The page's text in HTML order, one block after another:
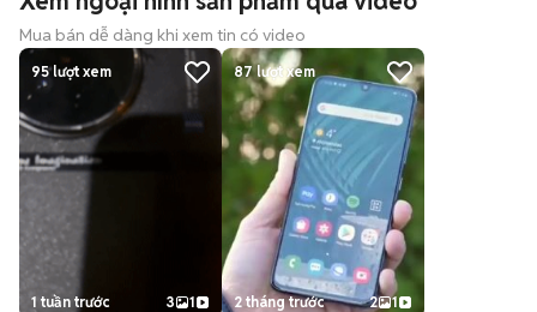
Mua bán dễ dàng khi xem tin có video
95lượt xem
1 tuần trước 3 1
87lượt xem
2 tháng trước 2 1